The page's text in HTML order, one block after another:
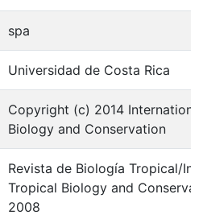
spa
Universidad de Costa Rica
Copyright (c) 2014
Biology and Conservation
Revista de Biología Tropical/
Tropical Biology and
2008